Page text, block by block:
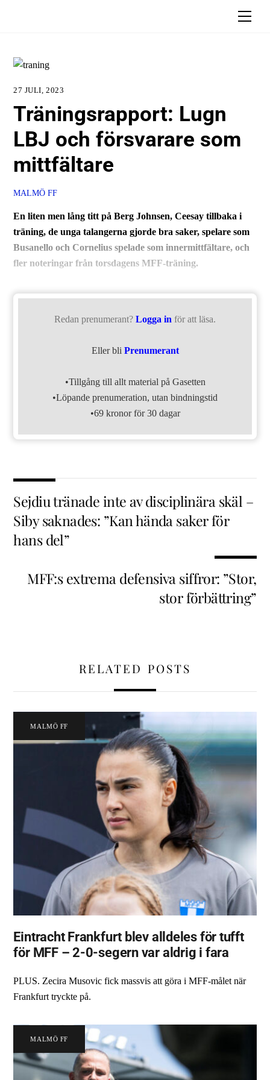
27 JULI, 2023
Träningsrapport: Lugn
LBJ och försvarare som
mittfältare
MALMÖ FF
En liten men lång titt på Berg Johnsen, Ceesay tillbaka i
träning, de unga talangerna gjorde bra saker, spelare som
Busanello och Cornelius spelade som innermittfältare, och
fler noteringar från torsdagens MFF-träning.
Redan prenumerant? Logga in för att läsa.
Eller bli Prenumerant
•Tillgång till allt material på Gasetten
•Löpande prenumeration, utan bindningstid
•69 kronor för 30 dagar
Sejdiu tränade inte av disciplinära skäl –
Siby saknades: ”Kan hända saker för
hans del”
MFF:s extrema defensiva siffror: ”Stor,
stor förbättring”
RELATED POSTS
MALMÖ FF
Eintracht Frankfurt blev alldeles för tufft
för MFF – 2-0-segern var aldrig i fara
PLUS. Zecira Musovic fick massvis att göra i MFF-målet när
Frankfurt tryckte på.
MALMÖ FF